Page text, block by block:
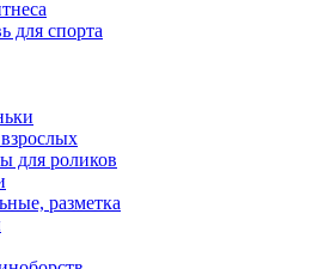
для спорта
для роликов
разметка